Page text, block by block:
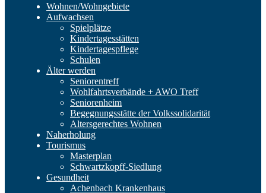
Wohnen/Wohngebiete
Aufwachsen
Spielplätze
Kindertagesstätten
Kindertagespflege
Schulen
Älter werden
Seniorentreff
Wohlfahrtsverbände + AWO Treff
Seniorenheim
Begegnungsstätte der Volkssolidarität
Altersgerechtes Wohnen
Naherholung
Tourismus
Masterplan
Schwartzkopff-Siedlung
Gesundheit
Achenbach Krankenhaus